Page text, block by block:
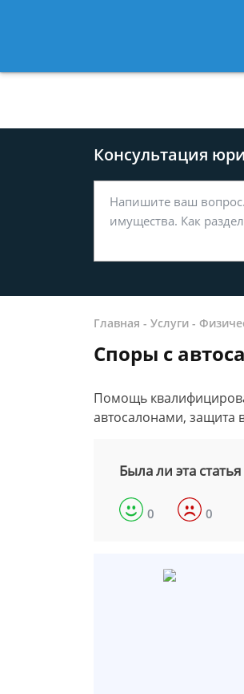
Консультация
Главная - Услуги -
Споры с
Помощь
автосалонами, защита
Была ли эта
0 0